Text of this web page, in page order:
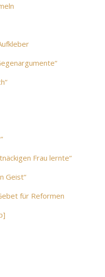
Frau lernte“
Geist“
für Reformen